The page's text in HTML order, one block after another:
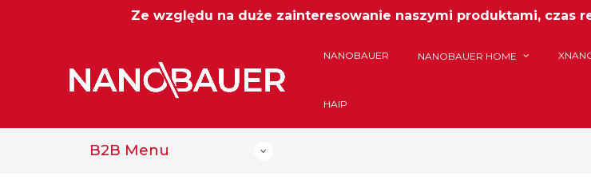
Ze względu na duże zainteresowanie naszymi produktami, czas
NANOBAUER NANOBAUER HOME
HAIP
B2B Menu